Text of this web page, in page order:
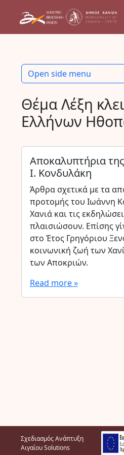
Θέμα Λέξη
Ελλήνων
Αποκαλυπτήρια
Ι. Κονδυλάκη
Άρθρα σχετικά με τα
προτομής του Ιωάννη
Χανιά και τις
πλαισιώσουν. Επίσης
στο Έτος Γρηγόριου
κοινωνική ζωή των
των Αποκριών.
Read more »
Open side menu
Σχεδιασμός Ανάπτυξη
Αιγαίου Solutions